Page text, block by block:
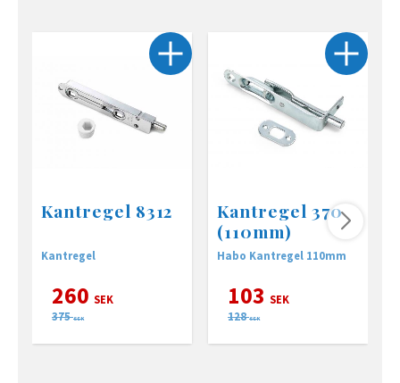
Kantregel 8312
Kantregel
260 SEK
375 SEK
Kantregel 370
(110mm)
Habo Kantregel 110mm
103 SEK
128 SEK